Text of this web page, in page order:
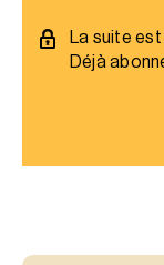
La suite
Déjà